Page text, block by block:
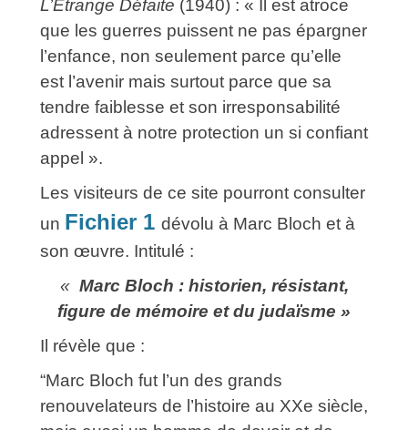
L’Étrange Défaite (1940) : « Il est atroce
que les guerres puissent ne pas épargner
l’enfance, non seulement parce qu’elle
est l’avenir mais surtout parce que sa
tendre faiblesse et son irresponsabilité
adressent à notre protection un si confiant
appel ».
Les visiteurs de ce site pourront consulter
un Fichier 1 dévolu à Marc Bloch et à
son œuvre. Intitulé :
« Marc Bloch : historien, résistant,
figure de mémoire et du judaïsme »
Il révèle que :
“Marc Bloch fut l’un des grands
renouvelateurs de l’histoire au XXe siècle,